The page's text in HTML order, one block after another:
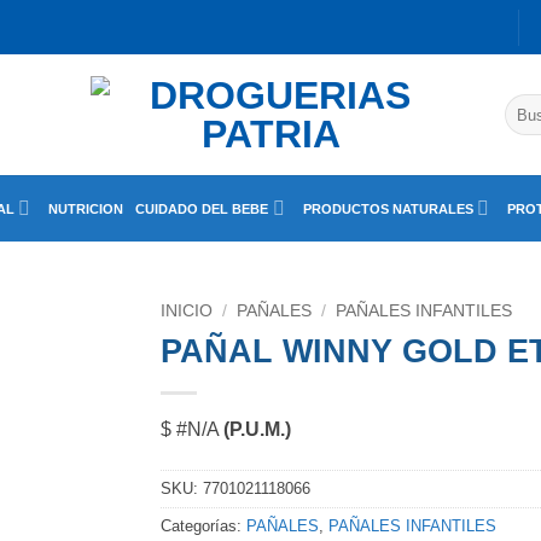
por:
NUTRICION CUIDADO DEL BEBE PRODUCTOS NATURALES
INICIO / PAÑALES / PAÑALES INFANTILES
PAÑAL WINNY GOLD
$ #N/A(P.U.M.)
SKU:7701021118066
Categorías: PAÑALES PAÑALES INFANTILES